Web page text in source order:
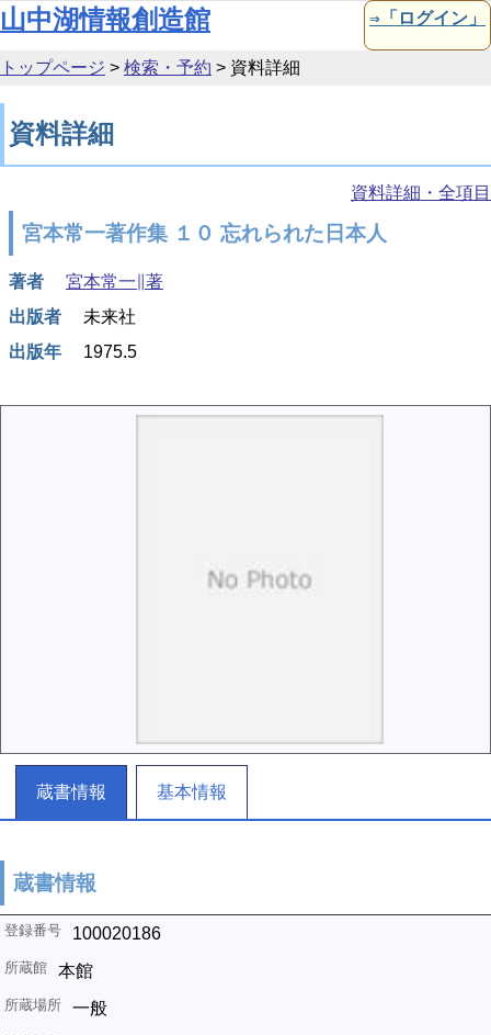
本文へ移動
山中湖情報創造館 ⇒「ログイン」
トップページ > 検索・予約 > 資料詳細
資料詳細
資料詳細・全項目
宮本常一著作集 １０ 忘れられた日本人
著者
宮本常一∥著
出版者
未来社
出版年
1975.5
蔵書情報 基本情報
蔵書情報
100020186
本館
一般